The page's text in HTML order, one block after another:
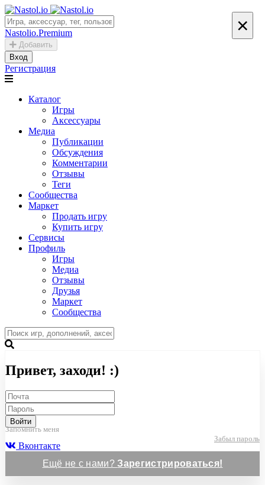
Nastolio.Premium
Добавить
Вход
Регистрация
Каталог
Игры
Аксессуары
Медиа
Публикации
Обсуждения
Комментарии
Отзывы
Теги
Сообщества
Маркет
Продать игру
Купить игру
Сервисы
Профиль
Игры
Медиа
Отзывы
Друзья
Маркет
Сообщества
×
Привет, заходи! :)
Войти
Запомнить меня
Забыл пароль
Вконтакте
Ещё не с нами?Зарегистрироваться!